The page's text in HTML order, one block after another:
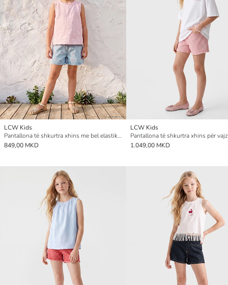
LCW Kids
Pantallona të shkurtra xhins me bel elastik të qëndisura për vajza
849,00 MKD
LCW Kids
1.049,00 MKD